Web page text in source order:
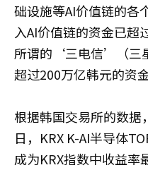
础设施等AI价值链的各
入AI价值链的资金已超
所谓的‘三电信’（三
超过200万亿韩元的资金
根据韩国交易所的数据
日，KRX K-AI半导体
成为KRX指数中收益率